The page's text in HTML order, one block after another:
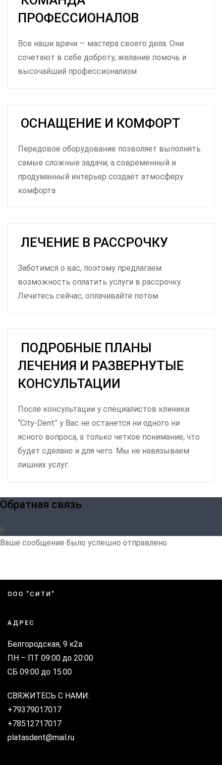
ПРОФЕССИОНАЛОВ
Все наши врачи — мастера своего дела. Они
сочетают в себе доброту, желание помочь и
высочайший профессионализм
ОСНАЩЕНИЕ И КОМФОРТ
Передовое оборудование позволяет выполнять
самые сложные задачи, а современный и
продуманный интерьер создаёт атмосферу
комфорта
ЛЕЧЕНИЕ В РАССРОЧКУ
Заботимся о вас, поэтому предлагаем
возможность оплатить услуги в рассрочку.
Лечитесь сейчас, оплачивайте потом
ПОДРОБНЫЕ ПЛАНЫ
ЛЕЧЕНИЯ И РАЗВЕРНУТЫЕ
КОНСУЛЬТАЦИИ
После консультации у специалистов клиники
“City-Dent” у Вас не останется ни одного ни
ясного вопроса, а только четкое понимание, что
будет сделано и для чего. Мы не навязываем
лишних услуг.
Обратная связь
Ваше сообщение было успешно отправлено
ООО "СИТИ"
АДРЕС
Белгородская, 9 к2а
ПН – ПТ 09:00 до 20:00
СБ 09:00 до 15:00
СВЯЖИТЕСЬ С НАМИ:
+79379017017
+78512717017
platasdent@mail.ru